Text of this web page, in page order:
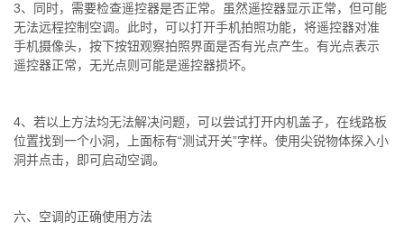
3、同时，需要检查遥控器是否正常。虽然遥控器显示正常，但可能
无法远程控制空调。此时，可以打开手机拍照功能，将遥控器对准
手机摄像头，按下按钮观察拍照界面是否有光点产生。有光点表示
遥控器正常，无光点则可能是遥控器损坏。
4、若以上方法均无法解决问题，可以尝试打开内机盖子，在线路板
位置找到一个小洞，上面标有“测试开关”字样。使用尖锐物体探入小
洞并点击，即可启动空调。
六、空调的正确使用方法